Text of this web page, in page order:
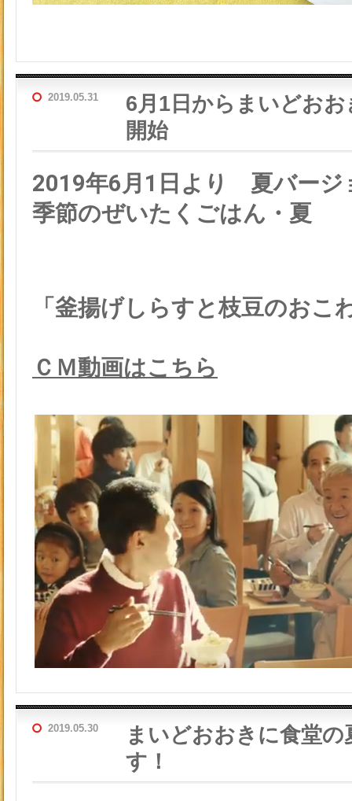
2019.05.31
6月1日からまいどお
開始
2019年6月1日より 夏バージ
季節のぜいたくごはん・夏
「釜揚げしらすと枝豆のおこ
ＣＭ動画はこちら
2019.05.30
まいどおおきに食堂
す！